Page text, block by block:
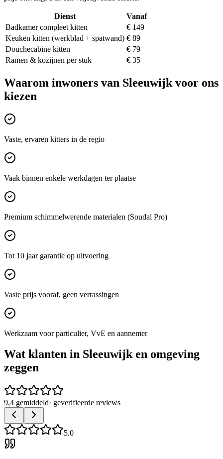
Dienst
Vanaf
Badkamer compleet kitten
€ 149
Keuken kitten (werkblad + spatwand) € 89
Douchecabine kitten
€ 79
Ramen & kozijnen per stuk
€ 35
Waarom inwoners van Sleeuwijk voor ons
kiezen
Vaste, ervaren kitters in de regio
Vaak binnen enkele werkdagen ter plaatse
Premium schimmelwerende materialen (Soudal Pro)
Tot 10 jaar garantie op uitvoering
Vaste prijs vooraf, geen verrassingen
Werkzaam voor particulier, VvE en aannemer
Wat klanten in Sleeuwijken omgeving
zeggen
9,4 gemiddeld· geverifieerde reviews
5.0